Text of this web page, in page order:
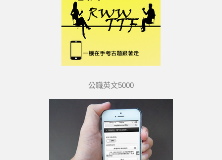
公職英文5000